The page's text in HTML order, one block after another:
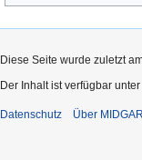
Diese Seite wurde zuletzt
Der Inhalt ist verfügbar
Datenschutz Über